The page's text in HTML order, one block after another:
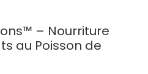
– Nourriture
au Poisson de